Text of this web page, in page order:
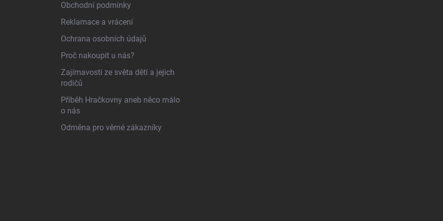
Obchodní podmínky
Reklamace a vrácení
Ochrana osobních údajů
Proč nakoupit u nás?
Zajímavosti ze světa dětí a jejich
rodičů
Příběh Hračkovny aneb něco málo
o nás
Odměna pro věrné zákazníky